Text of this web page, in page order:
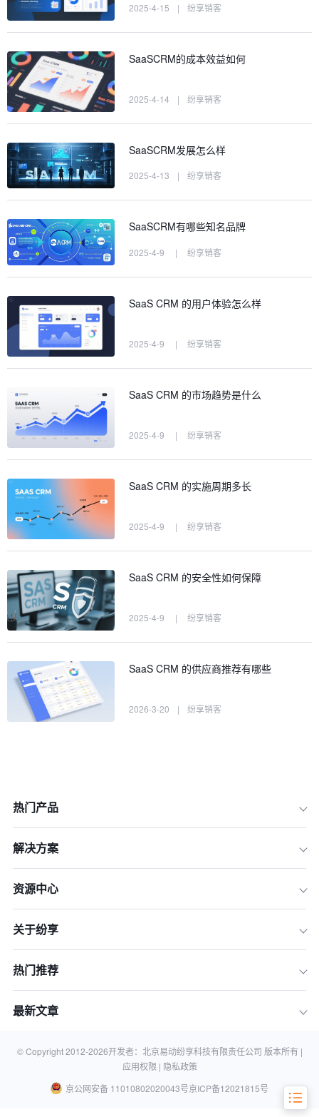
3.持续更新与动态优化
相关知识
2025-4-15 | 纷享销客
SaaSCRM的成本效益如何
2025-4-14 | 纷享销客
SaaSCRM发展怎么样
2025-4-13 | 纷享销客
SaaSCRM有哪些知名品牌
2025-4-9 | 纷享销客
SaaS CRM 的用户体验怎么样
2025-4-9 | 纷享销客
SaaS CRM 的市场趋势是什么
2025-4-9 | 纷享销客
SaaS CRM 的实施周期多长
2025-4-9 | 纷享销客
SaaS CRM 的安全性如何保障
2025-4-9 | 纷享销客
SaaS CRM 的供应商推荐有哪些
2026-3-20 | 纷享销客
热门产品
解决方案
资源中心
关于纷享
热门推荐
最新文章
© Copyright 2012-2026开发者：北京易动纷享科技有限责任公司 版本所有 |
应用权限 | 隐私政策
京公网安备 11010802020043号京ICP备12021815号